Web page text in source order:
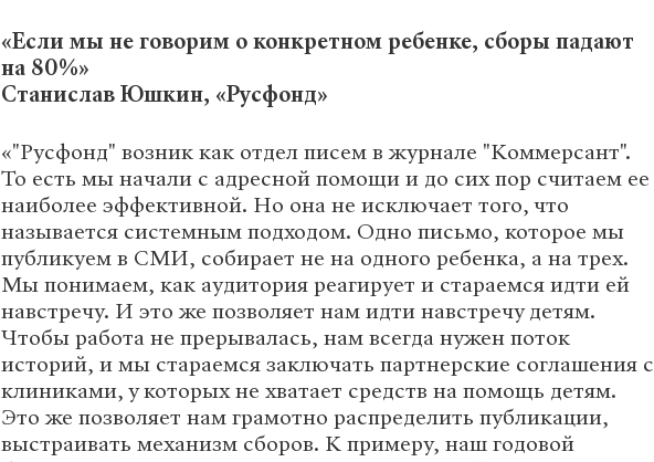
«Если мы не говорим о конкретном ребенке, сборы падают
на 80%»
Станислав Юшкин, «Русфонд»
«"Русфонд" возник как отдел писем в журнале "Коммерсант".
То есть мы начали с адресной помощи и до сих пор считаем ее
наиболее эффективной. Но она не исключает того, что
называется системным подходом. Одно письмо, которое мы
публикуем в СМИ, собирает не на одного ребенка, а на трех.
Мы понимаем, как аудитория реагирует и стараемся идти ей
навстречу. И это же позволяет нам идти навстречу детям.
Чтобы работа не прерывалась, нам всегда нужен поток
историй, и мы стараемся заключать партнерские соглашения с
клиниками, у которых не хватает средств на помощь детям.
Это же позволяет нам грамотно распределить публикации,
выстраивать механизм сборов. К примеру, наш годовой